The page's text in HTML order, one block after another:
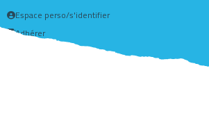
Espace perso/s'identifier
Adhérer
Créer un compte